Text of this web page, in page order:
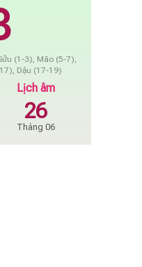
(1-3), Mão (5-7),
Dậu (17-19)
Lịch âm
26
Tháng 06